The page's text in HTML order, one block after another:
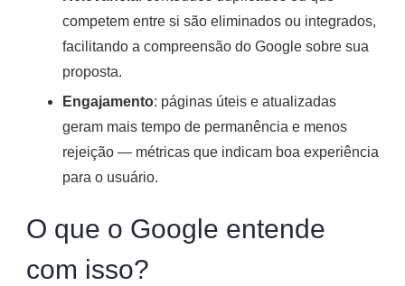
competem entre si são eliminados ou integrados,
facilitando a compreensão do Google sobre sua
proposta.
Engajamento: páginas úteis e atualizadas
geram mais tempo de permanência e menos
rejeição — métricas que indicam boa experiência
para o usuário.
O que o Google entende
com isso?